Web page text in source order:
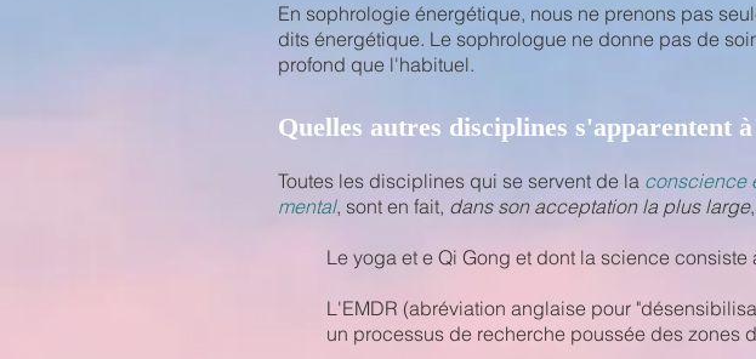
En sophrologie énergétique, nous ne prenons pas
dits énergétique. Le sophrologue ne donne pas de
profond que l'habituel.
Quelles autres disciplines s'apparentent
Toutes les disciplines qui se servent de la conscience
mental, sont en fait, dans son acceptation la plus large
Le yoga et e Qi Gong et dont la science
L'EMDR (abréviation anglaise pour
un processus de recherche poussée des zones